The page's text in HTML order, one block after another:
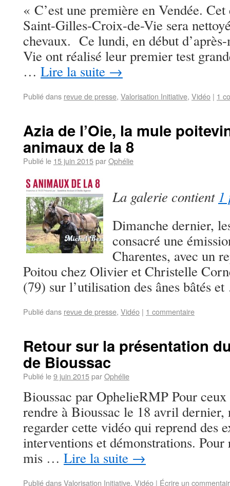
« C’est une première en Vendée.
Saint-Gilles-Croix-de-Vie sera
chevaux. Ce lundi, en début
Vie ont réalisé leur premier test
… Lire la suite →
Publié dans revue de presse, Valorisation Initiative, Vidéo | 1
Azia de l’Oie, la mule
animaux de la 8
Publié le 15 juin 2015parOphélie
La galerie contient 1
Dimanche dernier,
consacré une
Charentes, avec un
Poitou chez Olivier et Christelle
(79) sur l’utilisation des ânes bâtés
Publié dans revue de presse, Vidéo | 1 commentaire
Retour sur la présentation
de Bioussac
Publié le9 juin 2015parOphélie
Bioussac par OphelieRMP Pour ceux
rendre à Bioussac le 18 avril dernier,
regarder cette vidéo qui reprend des
interventions et démonstrations.
mis … Lire la suite →
Publié dansValorisation Initiative, Vidéo | Écrire un